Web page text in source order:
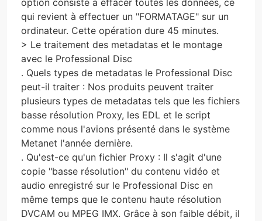
option consiste à effacer toutes les données, ce
qui revient à effectuer un "FORMATAGE" sur un
ordinateur. Cette opération dure 45 minutes.
> Le traitement des metadatas et le montage
avec le Professional Disc
. Quels types de metadatas le Professional Disc
peut-il traiter : Nos produits peuvent traiter
plusieurs types de metadatas tels que les fichiers
basse résolution Proxy, les EDL et le script
comme nous l'avions présenté dans le système
Metanet l'année dernière.
. Qu'est-ce qu'un fichier Proxy : Il s'agit d'une
copie "basse résolution" du contenu vidéo et
audio enregistré sur le Professional Disc en
même temps que le contenu haute résolution
DVCAM ou MPEG IMX. Grâce à son faible débit, il